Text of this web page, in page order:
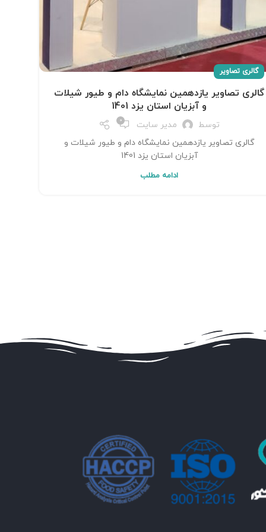
گالری تصاویر
گالری تصاویر یازدهمین نمایشگاه دام و طیور شیلات
و آبزیان استان یزد 1401
توسط مدیر سایت 0
گالری تصاویر یازدهمین نمایشگاه دام و طیور شیلات و
آبزیان استان یزد 1401
ادامه مطلب